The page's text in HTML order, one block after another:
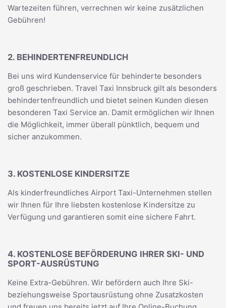
Wartezeiten führen, verrechnen wir keine zusätzlichen
Gebühren!
2. BEHINDERTENFREUNDLICH
Bei uns wird Kundenservice für behinderte besonders
groß geschrieben. Travel Taxi Innsbruck gilt als besonders
behindertenfreundlich und bietet seinen Kunden diesen
besonderen Taxi Service an. Damit ermöglichen wir Ihnen
die Möglichkeit, immer überall pünktlich, bequem und
sicher anzukommen.
3. KOSTENLOSE KINDERSITZE
Als kinderfreundliches Airport Taxi-Unternehmen stellen
wir Ihnen für Ihre liebsten kostenlose Kindersitze zu
Verfügung und garantieren somit eine sichere Fahrt.
4. KOSTENLOSE BEFÖRDERUNG IHRER SKI- UND
SPORT-AUSRÜSTUNG
Keine Extra-Gebühren. Wir befördern auch Ihre Ski-
beziehungsweise Sportausrüstung ohne Zusatzkosten